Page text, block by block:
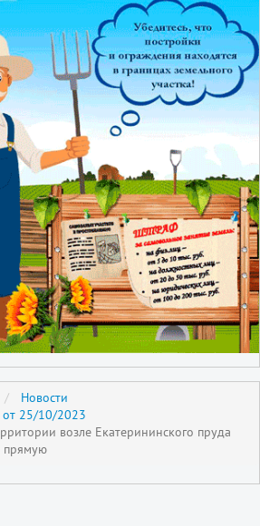
Новости
25/10/2023
возле Екатерининского пруда
прямую